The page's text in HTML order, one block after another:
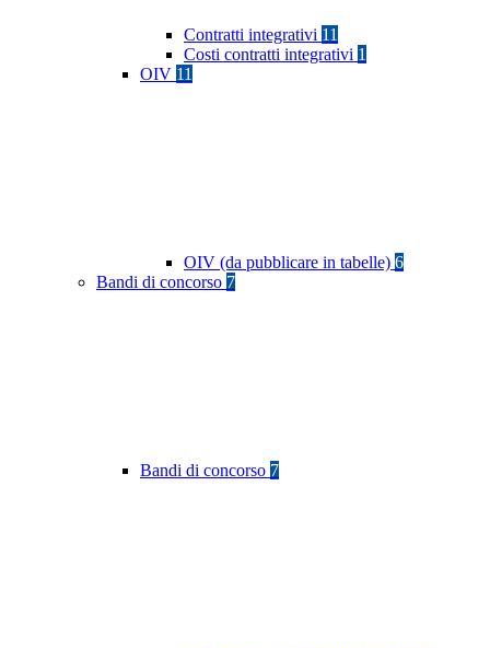
Contratti integrativi 11
Costi contratti integrativi 1
OIV 11
OIV (da pubblicare in tabelle) 6
Bandi di concorso 7
Bandi di concorso 7